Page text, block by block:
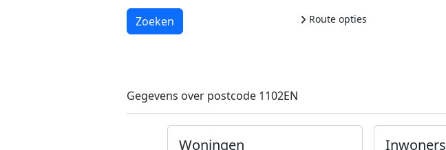
Route opties
Laden...
Zoeken
Gegevens over postcode 1102EN
Woningen Inwoners